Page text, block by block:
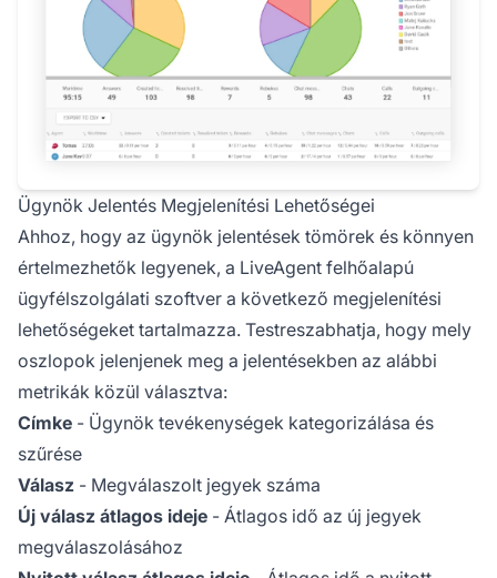
Ügynök Jelentés Megjelenítési Lehetőségei
Ahhoz, hogy az ügynök jelentések tömörek és könnyen
értelmezhetők legyenek, a LiveAgent felhőalapú
ügyfélszolgálati szoftver a következő megjelenítési
lehetőségeket tartalmazza. Testreszabhatja, hogy mely
oszlopok jelenjenek meg a jelentésekben az alábbi
metrikák közül választva:
Címke - Ügynök tevékenységek kategorizálása és
szűrése
Válasz - Megválaszolt jegyek száma
Új válasz átlagos ideje - Átlagos idő az új jegyek
megválaszolásához